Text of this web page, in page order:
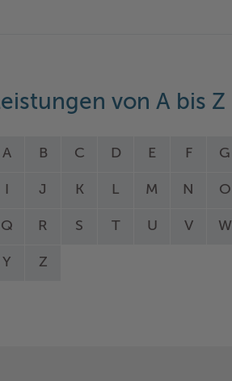
von A bis Z
A B C D E F G
J K L M N O
Q R S T U V W
Y Z